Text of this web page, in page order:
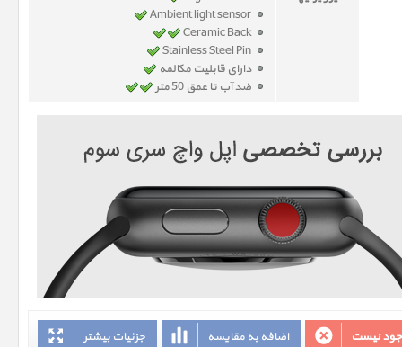
دارای قابلیت مکالمه
ضد آب تا عمق 50 متر
جزئیات بیشتر اضافه به مقایسه نیست